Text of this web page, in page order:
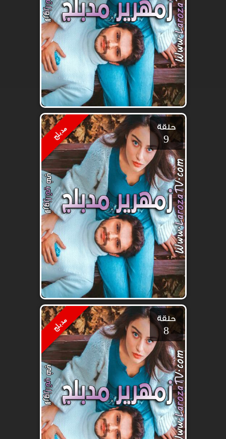
مدبلج حلقة
9
مدبلج حلقة
8